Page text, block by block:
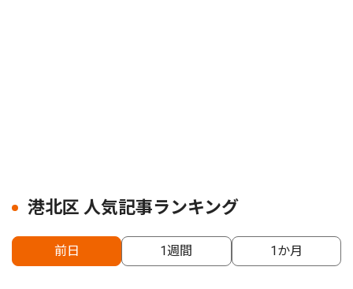
港北区 人気記事ランキング
前日 1週間 1か月